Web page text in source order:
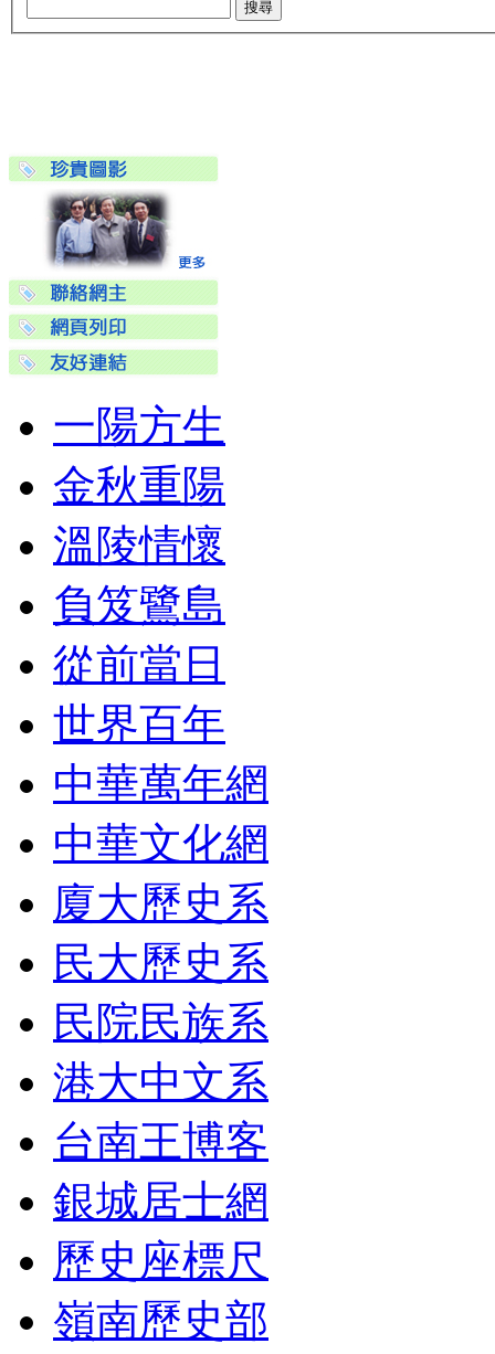
一陽方生
金秋重陽
溫陵情懷
負笈鷺島
從前當日
世界百年
中華萬年網
中華文化網
廈大歷史系
民大歷史系
民院民族系
港大中文系
台南王博客
銀城居士網
歷史座標尺
嶺南歷史部